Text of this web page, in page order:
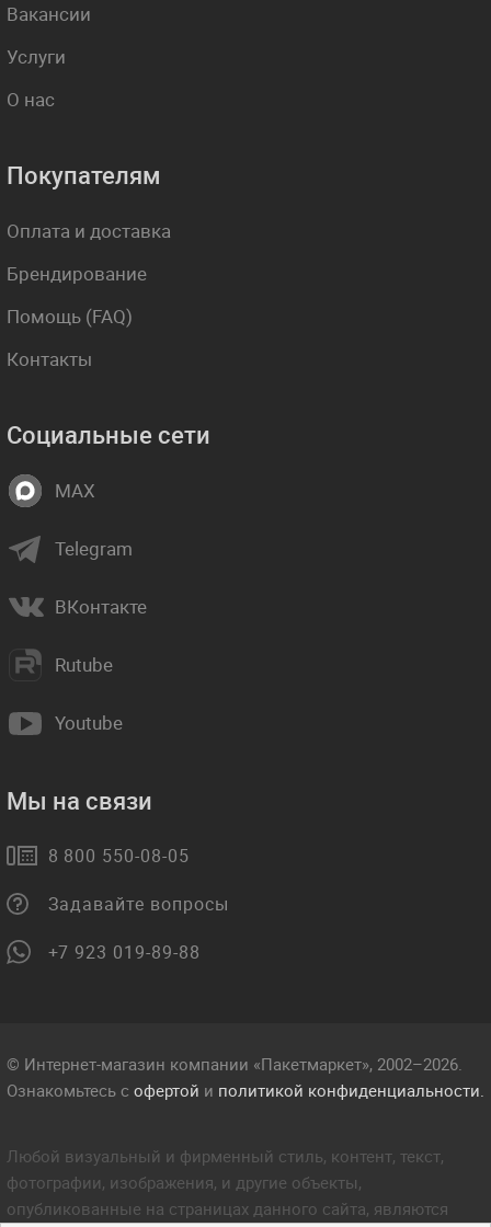
Вакансии
Услуги
О нас
Покупателям
Оплата и доставка
Брендирование
Помощь (FAQ)
Контакты
Социальные сети
MAX
Telegram
ВКонтакте
Rutube
Youtube
Мы на связи
8 800 550-08-05
Задавайте вопросы
+7 923 019-89-88
© Интернет-магазин компании «Пакетмаркет», 2002–2026.
Ознакомьтесь с офертой и политикой конфиденциальности.
Любой визуальный и фирменный стиль, контент, текст,
фотографии, изображения, и другие объекты,
опубликованные на страницах данного сайта, являются